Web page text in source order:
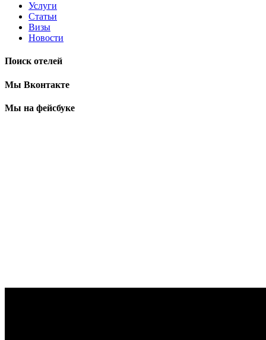
Услуги
Статьи
Визы
Новости
Поиск отелей
Мы Вконтакте
Мы на фейсбуке